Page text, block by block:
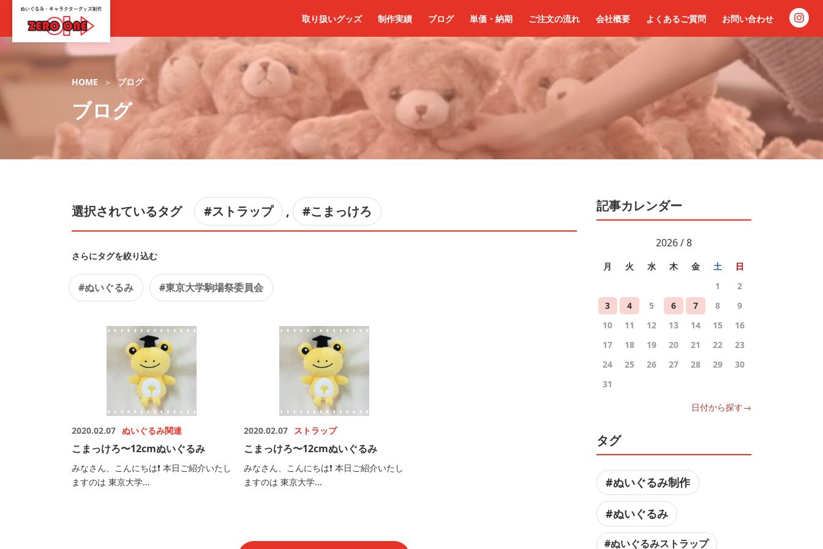
取り扱いグッズ 制作実績 ブログ 単価・納期 ご注文の流れ 会社概要 よくあるご質問 お問い合わせ
HOME ブログ
ブログ
選択されているタグ #ストラップ , #こまっけろ
さらにタグを絞り込む
#ぬいぐるみ #東京大学駒場祭委員会
2020.02.07 ぬいぐるみ関連
こまっけろ〜12cmぬいぐるみ
みなさん、こんにちは❗️ 本日ご紹介いたし
ますのは 東京大学...
2020.02.07 ストラップ
こまっけろ〜12cmぬいぐるみ
みなさん、こんにちは❗️ 本日ご紹介いたし
ますのは 東京大学...
記事カレンダー
2026 / 8
月 火 水 木 金 土
日
1
2
3
4 5 6 7 8
9
10
11 12 13 14 15
16
17
18 19 20 21 22
23
24
25 26 27 28 29
30
31
日付から探す→
タグ
#ぬいぐるみ制作
#ぬいぐるみ
#ぬいぐるみストラップ